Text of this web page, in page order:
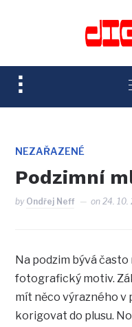
TOGGLE
SIDEBAR
NAVIGATION
NEZAŘAZENÉ
Podzimní
by Ondřej Neff on24. 10.
Na podzim bývá
fotografický motiv.
mít něco výrazného v
korigovat do plusu.